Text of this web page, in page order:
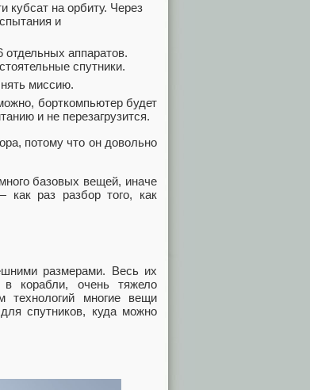
кубсат на орбиту. Через
и
отдельных аппаратов.
спутники.
миссию.
борткомпьютер будет
и не перезагрузится.
потому что он довольно
базовых вещей, иначе
как раз разбор того, как
размерами. Весь их
корабли, очень тяжело
технологий многие вещи
спутников, куда можно